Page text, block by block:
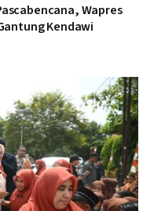
Wapres
Kendawi